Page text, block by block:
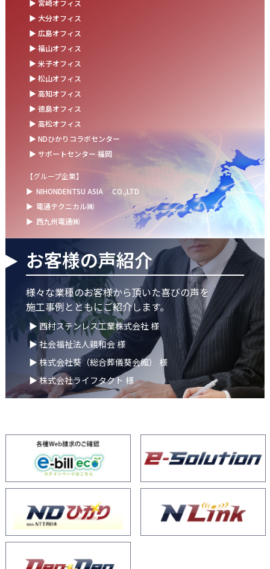
お盆の休業に伴うお知らせ
2025.07.11
事務部会＆懇親会を開催しました！
2025.06.27
＼新卒第9期生 辞令交付式を開催しました／
ウォーターサーバー設置完了！～健康経営の取組み～
▶ 宮崎オフィス
▶ 大分オフィス
▶ 広島オフィス
▶ 福山オフィス
▶ 米子オフィス
▶ 松山オフィス
▶ 高知オフィス
▶ 徳島オフィス
▶ 高松オフィス
▶ NDひかりコラボセンター
▶ サポートセンター 福岡
【グループ企業】
▶ NIHONDENTSU ASIA CO.,LTD
▶ 電通テクニカル㈱
▶ 西九州電通㈱
お客様の声紹介
様々な業種のお客様から頂いた喜びの声を
施工事例とともにご紹介します。
▶ 西村ステンレス工業株式会社 様
▶ 社会福祉法人親和会 様
▶ 株式会社葵（総合葬儀葵会館） 様
▶ 株式会社ライフタクト 様